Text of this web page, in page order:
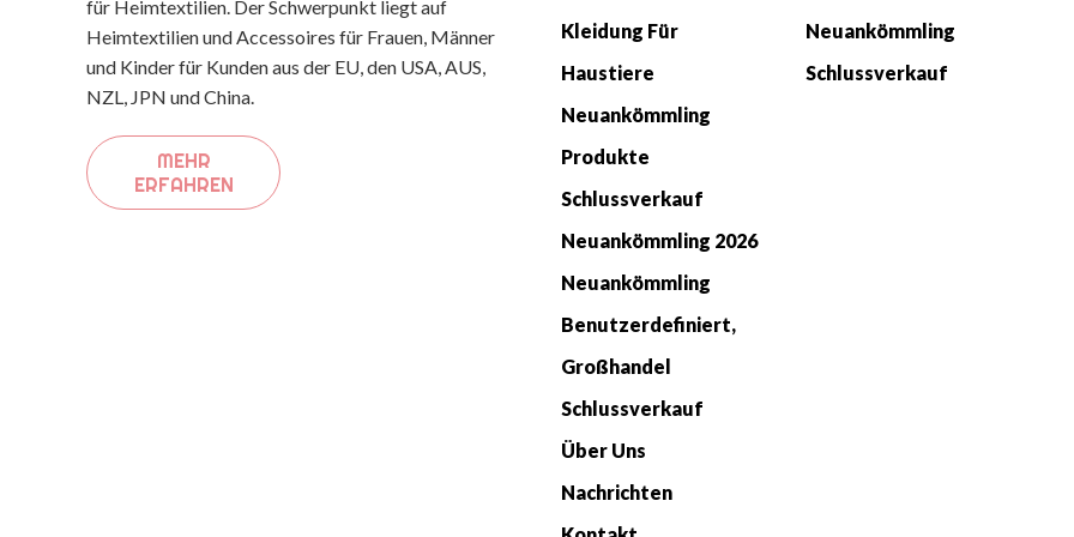
für Heimtextilien. Der Schwerpunkt liegt auf
Heimtextilien und Accessoires für Frauen, Männer
und Kinder für Kunden aus der EU, den USA, AUS,
NZL, JPN und China.
MEHR
ERFAHREN
Kleidung Für
Haustiere
Neuankömmling
Produkte
Schlussverkauf
Neuankömmling 2026
Neuankömmling
Benutzerdefiniert,
Großhandel
Schlussverkauf
Über Uns
Nachrichten
Neuankömmling
Schlussverkauf